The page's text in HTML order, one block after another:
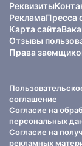
Реквизиты
РекламаПресса
Карта сайта
Отзывы
Права
соглашение
Согласие на
персональных
Согласие на
рекламных